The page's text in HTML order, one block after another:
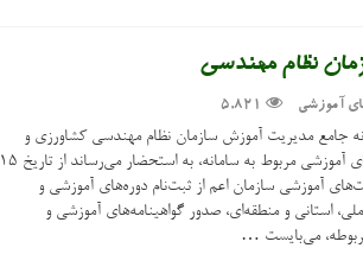
نظام مهندسی
آموزشی 5,821
جامع مدیریت آموزش سازمان نظام مهندسی کشاورزی و
منابع طبیعی و برگزاری دوره‌های آموزشی مربوط به سامانه، به استحضار می‌رساند از تاریخ ۱۵
تمامی فعالیت‌های آموزشی سازمان اعم از ثبت‌نام دوره‌های آموزشی و
استانی و منطقه‌ای، صدور گواهینامه‌های آموزشی و
می‌بایست …